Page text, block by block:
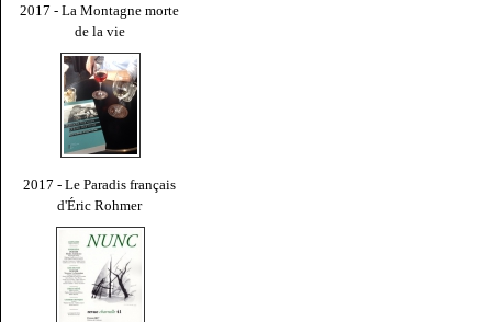
2017 - La Montagne morte
de la vie
2017 - Le Paradis français
d'Éric Rohmer